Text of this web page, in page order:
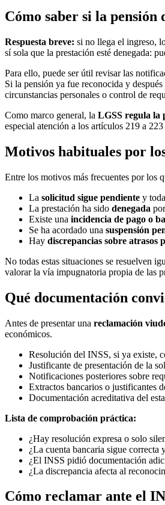
Cómo saber si la pensión
Respuesta breve: si no llega el ingreso,
sí sola que la prestación esté denegada:
Para ello, puede ser útil revisar las
Si la pensión ya fue reconocida y
circunstancias personales o control de
Como marco general, la LGSS regula la
especial atención a los artículos 219 a
Motivos habituales por
Entre los motivos más frecuentes por los
La solicitud sigue pendiente y
La prestación ha sido denegada
Existe una incidencia de pago o
Se ha acordado una suspensión
Hay discrepancias sobre atrasos
No todas estas situaciones se resuelven
valorar la vía impugnatoria propia de las
Qué documentación
Antes de presentar una reclamación
económicos.
Resolución del INSS, si ya existe,
Justificante de presentación de la
Notificaciones posteriores sobre
Extractos bancarios o justificantes
Documentación acreditativa del
Lista de comprobación práctica:
¿Hay resolución expresa o solo
¿La cuenta bancaria sigue correcta
¿El INSS pidió documentación
¿La discrepancia afecta al
Cómo reclamar ante el